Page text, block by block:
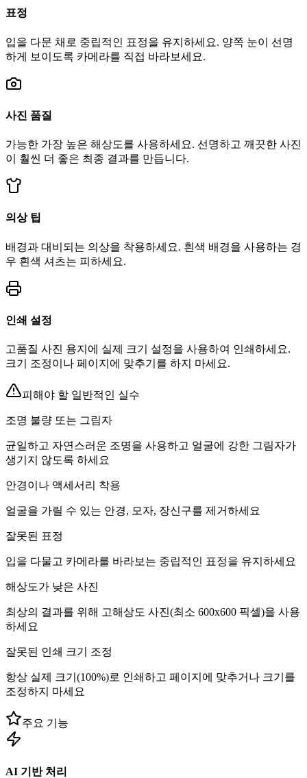
표정
입을 다문 채로 중립적인 표정을 유지하세요. 양쪽 눈이 선명
하게 보이도록 카메라를 직접 바라보세요.
사진 품질
가능한 가장 높은 해상도를 사용하세요. 선명하고 깨끗한 사진
이 훨씬 더 좋은 최종 결과를 만듭니다.
의상 팁
배경과 대비되는 의상을 착용하세요. 흰색 배경을 사용하는 경
우 흰색 셔츠는 피하세요.
인쇄 설정
고품질 사진 용지에 실제 크기 설정을 사용하여 인쇄하세요.
크기 조정이나 페이지에 맞추기를 하지 마세요.
피해야 할 일반적인 실수
조명 불량 또는 그림자
균일하고 자연스러운 조명을 사용하고 얼굴에 강한 그림자가
생기지 않도록 하세요
안경이나 액세서리 착용
얼굴을 가릴 수 있는 안경, 모자, 장신구를 제거하세요
잘못된 표정
입을 다물고 카메라를 바라보는 중립적인 표정을 유지하세요
해상도가 낮은 사진
최상의 결과를 위해 고해상도 사진(최소 600x600 픽셀)을 사용
하세요
잘못된 인쇄 크기 조정
항상 실제 크기(100%)로 인쇄하고 페이지에 맞추거나 크기를
조정하지 마세요
주요 기능
AI 기반 처리